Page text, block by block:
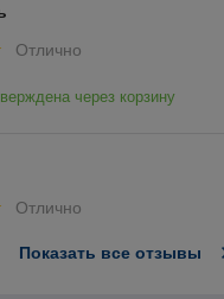
Отлично
через корзину
Отлично
Показать все отзывы